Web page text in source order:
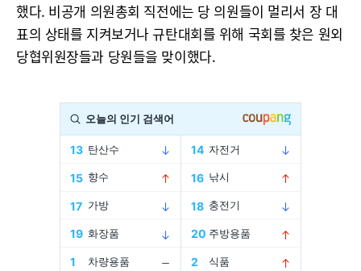
했다. 비공개 의원총회 직전에는 당 의원들이 멀리서 장 대
표의 상태를 지켜보거나 규탄대회를 위해 국회를 찾은 원외
당협위원장들과 당원들을 맞이했다.